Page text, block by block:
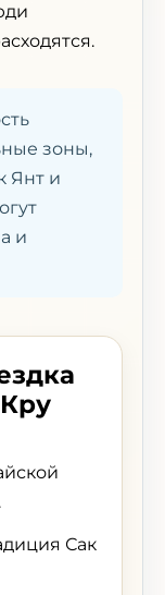
зоны,
Янт и
и
Сак